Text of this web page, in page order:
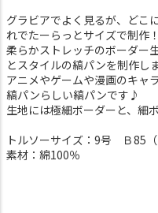
グラビアでよく見るが、どこ
れでたーらっとサイズで制作！
柔らかストレッチのボーダー
とスタイルの縞パンを制作し
アニメやゲームや漫画のキャ
縞パンらしい縞パンです♪
生地には極細ボーダーと、細
トルソーサイズ：9号 Ｂ85
素材：綿100％